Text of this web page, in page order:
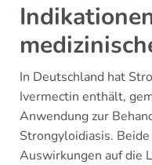
In Deutschland hat
Ivermectin enthält,
Anwendung zur
Strongyloidiasis.
Auswirkungen auf die